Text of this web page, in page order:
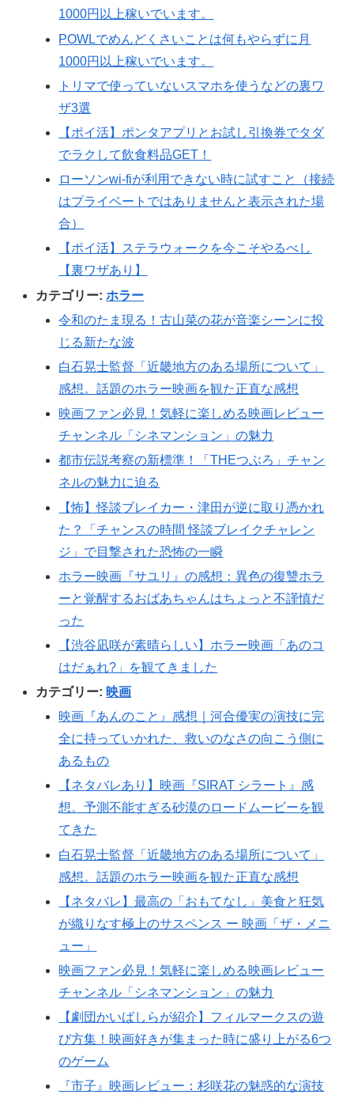
1000円以上稼いでいます。
POWLでめんどくさいことは何もやらずに月
1000円以上稼いでいます。
トリマで使っていないスマホを使うなどの裏ワ
ザ3選
【ポイ活】ポンタアプリとお試し引換券でタダ
でラクして飲食料品GET！
ローソンwi-fiが利用できない時に試すこと（接続
はプライベートではありませんと表示された場
合）
【ポイ活】ステラウォークを今こそやるべし
【裏ワザあり】
カテゴリー:ホラー
令和のたま現る！古山菜の花が音楽シーンに投
じる新たな波
白石晃士監督「近畿地方のある場所について」
感想。話題のホラー映画を観た正直な感想
映画ファン必見！気軽に楽しめる映画レビュー
チャンネル「シネマンション」の魅力
都市伝説考察の新標準！「THEつぶろ」チャン
ネルの魅力に迫る
【怖】怪談ブレイカー・津田が逆に取り憑かれ
た？「チャンスの時間 怪談ブレイクチャレン
ジ」で目撃された恐怖の一瞬
ホラー映画『サユリ』の感想：異色の復讐ホラ
ーと覚醒するおばあちゃんはちょっと不謹慎だ
った
【渋谷凪咲が素晴らしい】ホラー映画「あのコ
はだぁれ?」を観てきました
カテゴリー: 映画
映画『あんのこと』感想｜河合優実の演技に完
全に持っていかれた、救いのなさの向こう側に
あるもの
【ネタバレあり】映画『SIRAT シラート』感
想。予測不能すぎる砂漠のロードムービーを観
てきた
白石晃士監督「近畿地方のある場所について」
感想。話題のホラー映画を観た正直な感想
【ネタバレ】最高の「おもてなし」美食と狂気
が織りなす極上のサスペンス ー 映画「ザ・メニ
ュー」
映画ファン必見！気軽に楽しめる映画レビュー
チャンネル「シネマンション」の魅力
【劇団かいばしらが紹介】フィルマークスの遊
び方集！映画好きが集まった時に盛り上がる6つ
のゲーム
『市子』映画レビュー：杉咲花の魅惑的な演技